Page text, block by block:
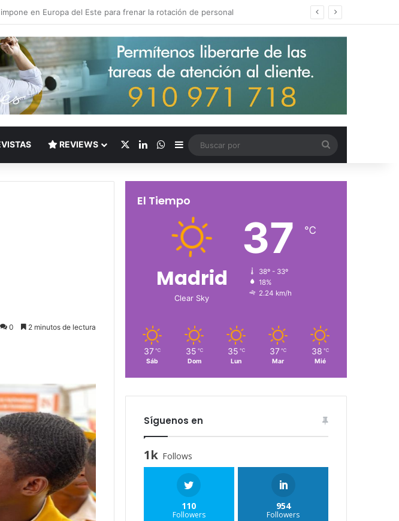
en Centroamérica dispara los salarios de entrada un 15%
REVIEWS LinkedInWhatsApp
Barra lateral
por
0 2 minutos de lectura
El Tiempo
Madrid
Clear Sky
37 ℃
38º - 33º
18%
2.24 km/h
37 ℃
Sáb
35 ℃
Dom
35 ℃
Lun
37 ℃
Mar
38 ℃
Mié
Síguenos en
1k Follows
110
Followers
954
Followers